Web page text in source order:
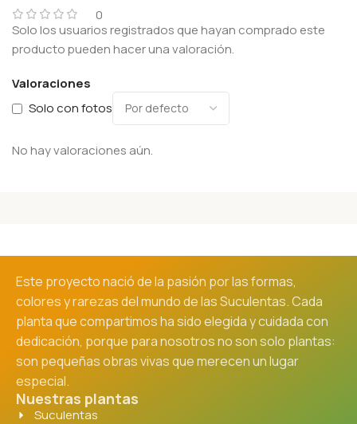
0
Valoraciones
Solo con fotos
No hay valoraciones aún.
Solo los usuarios registrados que hayan comprado este
producto pueden hacer una valoración.
Este proyecto nació de la pasión por las formas,
colores y rarezas del mundo de las Suculentas. Cada
planta que compartimos ha sido elegida y cuidada con
dedicación, porque para nosotros no son solo plantas:
son pequeñas obras vivas que merecen un lugar
especial.
Nuestras plantas
Suculentas